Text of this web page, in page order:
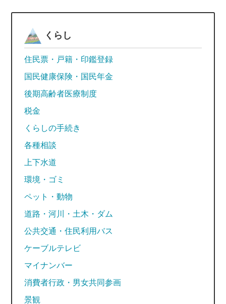
くらし
住民票・戸籍・印鑑登録
国民健康保険・国民年金
後期高齢者医療制度
税金
くらしの手続き
各種相談
上下水道
環境・ゴミ
ペット・動物
道路・河川・土木・ダム
公共交通・住民利用バス
ケーブルテレビ
マイナンバー
消費者行政・男女共同参画
景観